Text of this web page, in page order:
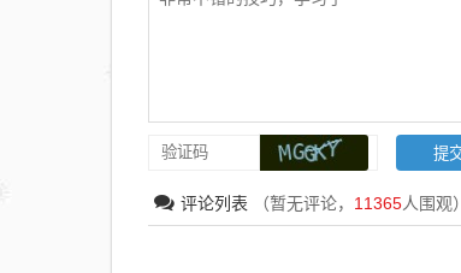
评论列表 （暂无评论， 11365人围观）